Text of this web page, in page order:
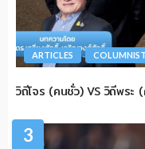
ARTICLES COLUMNIST
วิถีโจร (คนชั่ว) VS วิถีพระ
3